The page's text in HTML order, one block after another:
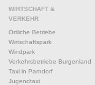
WIRTSCHAFT &
VERKEHR
Örtliche Betriebe
Wirtschaftspark
Windpark
Verkehrsbetriebe Burgenland
Taxi in Parndorf
Jugendtaxi